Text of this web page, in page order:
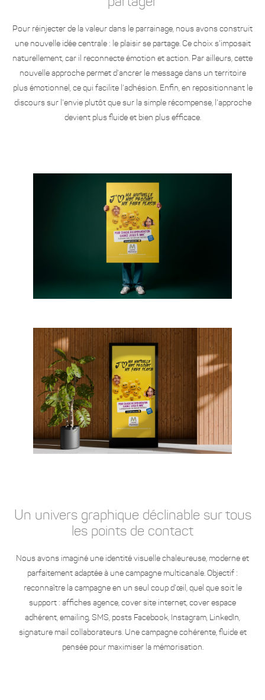
Pour réinjecter de la valeur dans le parrainage, nous avons construit
une nouvelle idée centrale : le plaisir se partage. Ce choix s’imposait
naturellement, car il reconnecte émotion et action. Par ailleurs, cette
nouvelle approche permet d’ancrer le message dans un territoire
plus émotionnel, ce qui facilite l’adhésion. Enfin, en repositionnant le
discours sur l’envie plutôt que sur la simple récompense, l’approche
devient plus fluide et bien plus efficace.
Un univers graphique déclinable sur tous
les points de contact
Nous avons imaginé une identité visuelle chaleureuse, moderne et
parfaitement adaptée à une campagne multicanale. Objectif :
reconnaître la campagne en un seul coup d’œil, quel que soit le
support : affiches agence, cover site internet, cover espace
adhérent, emailing, SMS, posts Facebook, Instagram, LinkedIn,
signature mail collaborateurs. Une campagne cohérente, fluide et
pensée pour maximiser la mémorisation.